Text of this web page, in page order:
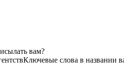
вам?
Ключевые слова в названии